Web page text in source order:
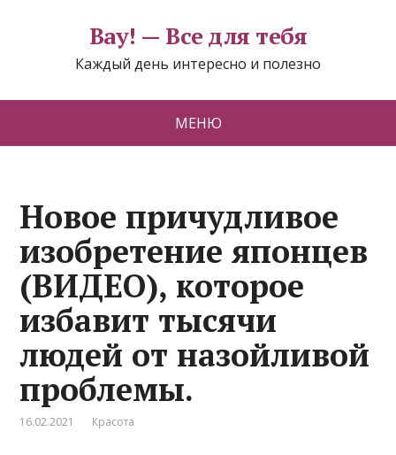
Вау! — Все для тебя
Каждый день интересно и полезно
МЕНЮ
Новое причудливое
изобретение японцев
(ВИДЕО), которое
избавит тысячи
людей от назойливой
проблемы.
16.02.2021 Красота